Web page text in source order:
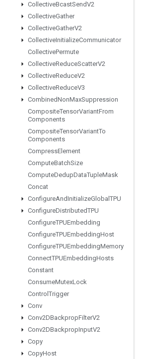
CollectiveBcastSendV2
CollectiveGather
CollectiveGatherV2
CollectiveInitializeCommunicator
CollectivePermute
CollectiveReduceScatterV2
CollectiveReduceV2
CollectiveReduceV3
CombinedNonMaxSuppression
CompositeTensorVariantFrom
Components
CompositeTensorVariantTo
Components
CompressElement
ComputeBatchSize
ComputeDedupDataTupleMask
Concat
ConfigureAndInitializeGlobal TPU
ConfigureDistributedTPU
ConfigureTPUEmbedding
ConfigureTPUEmbeddingHost
ConfigureTPUEmbeddingMemory
ConnectTPUEmbeddingHosts
Constant
ConsumeMutexLock
Control Trigger
Conv
Conv2DBackpropFilterV2
Conv2DBackpropInputV2
Copy
CopyHost